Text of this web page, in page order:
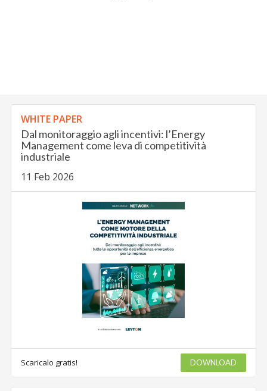
WHITE PAPER
Dal monitoraggio agli incentivi: l’Energy
Management come leva di competitività
industriale
11 Feb 2026
Scaricalo gratis! DOWNLOAD